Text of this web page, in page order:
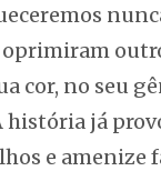
cor, no seu
história já
e amenize